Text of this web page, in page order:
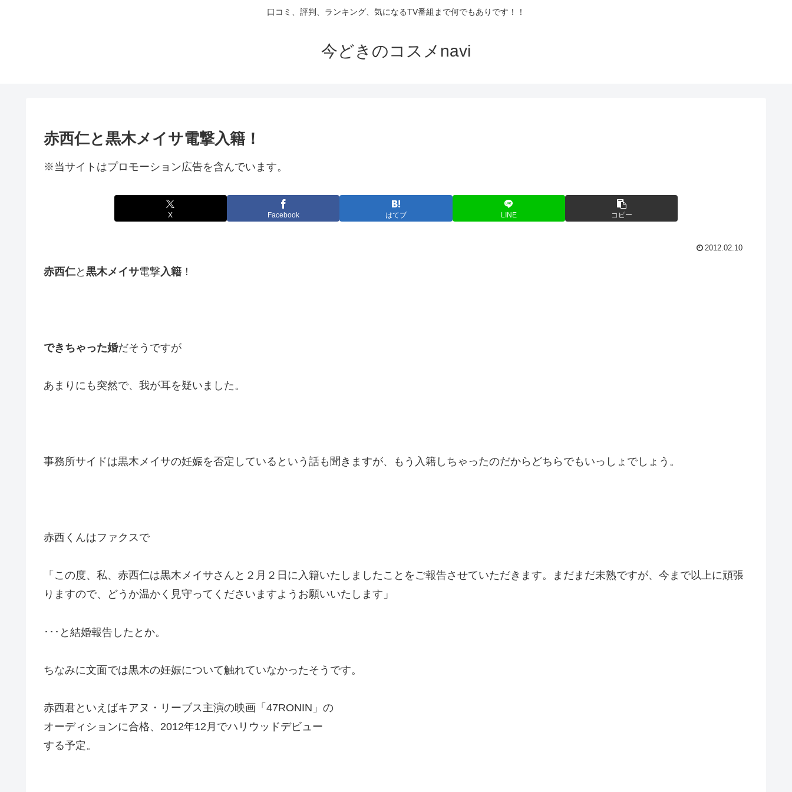
口コミ、評判、ランキング、気になるTV番組まで何でもありです！！
今どきのコスメnavi
赤西仁と黒木メイサ電撃入籍！
※当サイトはプロモーション広告を含んでいます。
X Facebook はてブ LINE コピー
2012.02.10
赤西仁と 黒木メイサ電撃入籍 ！
できちゃった婚だそうですが
あまりにも突然で、我が耳を疑いました。
事務所サイドは黒木メイサの妊娠を否定しているという話も聞きますが、もう入籍しちゃったのだからどちらでもいっしょでしょう。
赤西くんはファクスで
「この度、私、赤西仁は黒木メイサさんと２月２日に入籍いたしましたことをご報告させていただきます。まだまだ未熟ですが、今まで以上に頑張
りますので、どうか温かく見守ってくださいますようお願いいたします」
･･･と結婚報告したとか。
ちなみに文面では黒木の妊娠について触れていなかったそうです。
赤西君といえばキアヌ・リーブス主演の映画「47RONIN」の
オーディションに合格、2012年12月でハリウッドデビュー
する予定。